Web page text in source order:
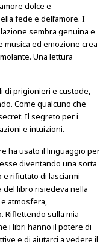
dolce e
fede e dell’amore. I
sembra genuina e
musica ed emozione crea
Una lettura
di prigionieri e custode,
Come qualcuno che
Il segreto per i
e intuizioni.
ha usato il linguaggio per
diventando una sorta
rifiutato di lasciarmi
del libro risiedeva nella
atmosfera,
Riflettendo sulla mia
i libri hanno il potere di
e di aiutarci a vedere il